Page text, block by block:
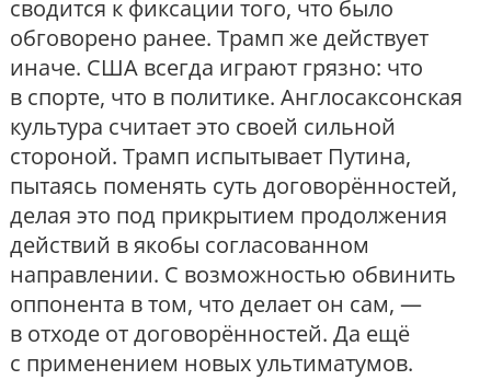
сводится к фиксации того, что было
обговорено ранее. Трамп же действует
иначе. США всегда играют грязно: что
в спорте, что в политике. Англосаксонская
культура считает это своей сильной
стороной. Трамп испытывает Путина,
пытаясь поменять суть договорённостей,
делая это под прикрытием продолжения
действий в якобы согласованном
направлении. С возможностью обвинить
оппонента в том, что делает он сам, —
в отходе от договорённостей. Да ещё
с применением новых ультиматумов.